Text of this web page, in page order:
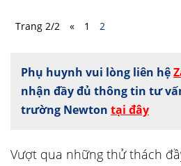
Trang 2/2 « 1 2
Phụ huynh vui lòng liên hệ
nhận đầy đủ thông tin tư
trường Newton tại đây
Vượt qua những thử thách